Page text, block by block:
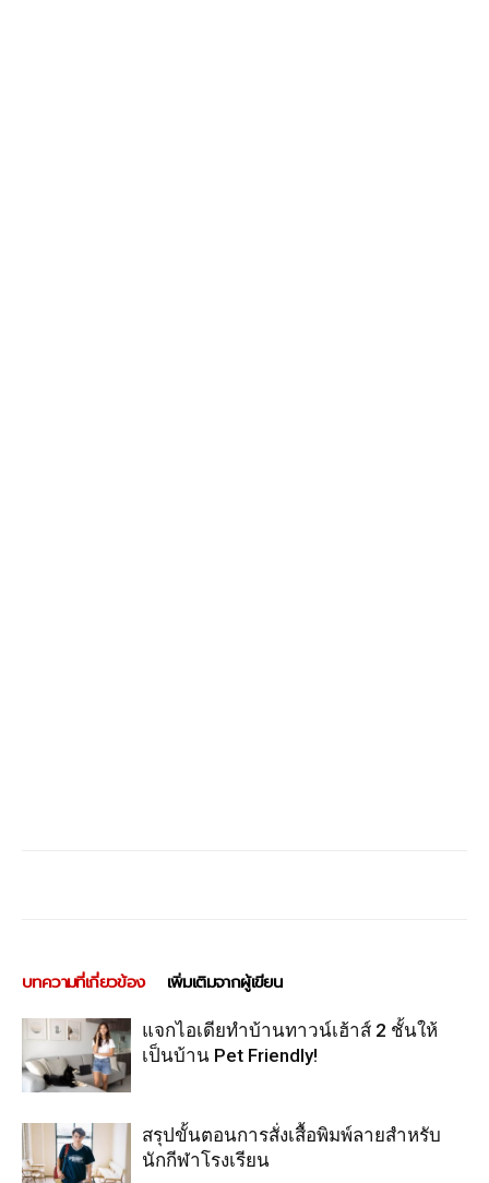
บทความที่เกี่ยวข้อง เพิ่มเติมจากผู้เขียน
แจกไอเดียทำบ้านทาวน์เฮ้าส์ 2 ชั้นให้
เป็นบ้าน Pet Friendly!
สรุปขั้นตอนการสั่งเสื้อพิมพ์ลายสำหรับ
นักกีฬาโรงเรียน